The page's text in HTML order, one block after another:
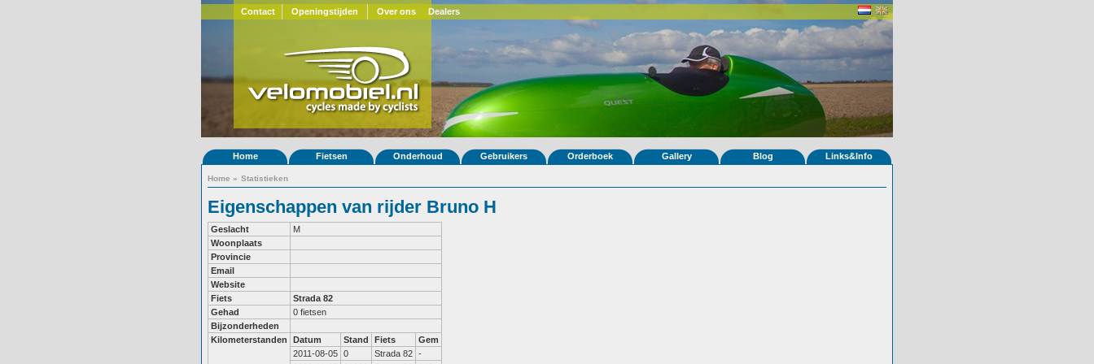
Contact Openingstijden Over ons Dealers
Home Fietsen Onderhoud Gebruikers Orderboek Gallery Blog Links&Info
Home » Statistieken
Eigenschappen van rijder Bruno H
Geslacht
M
Woonplaats
Provincie
Email
Website
Fiets
Strada 82
Gehad
0 fietsen
Bijzonderheden
Kilometerstanden
Datum Stand Fiets
Gem
2011-08-05 0 Strada 82 -